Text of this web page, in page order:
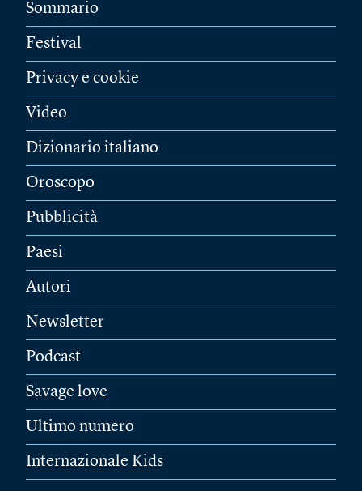
Sommario
Festival
Privacy e cookie
Video
Dizionario italiano
Oroscopo
Pubblicità
Paesi
Autori
Newsletter
Podcast
Savage love
Ultimo numero
Internazionale Kids